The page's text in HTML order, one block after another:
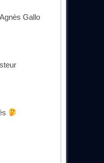
Gallo